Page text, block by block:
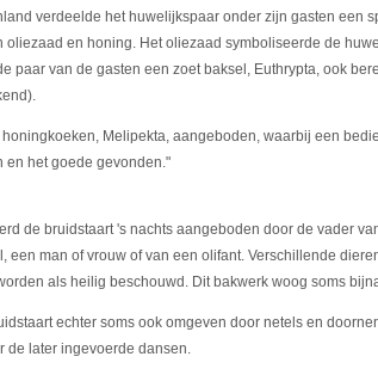
verdeelde het huwelijkspaar onder zijn gasten een
oliezaad en honing. Het oliezaad symboliseerde de
paar van de gasten een zoet baksel, Euthrypta, ook
Melipekta, aangeboden, waarbij een
en het goede gevonden."
de bruidstaart 's nachts aangeboden door de vader
een man of vrouw of van een olifant. Verschillende
als heilig beschouwd. Dit bakwerk woog soms
echter soms ook omgeven door netels en
de later ingevoerde dansen.